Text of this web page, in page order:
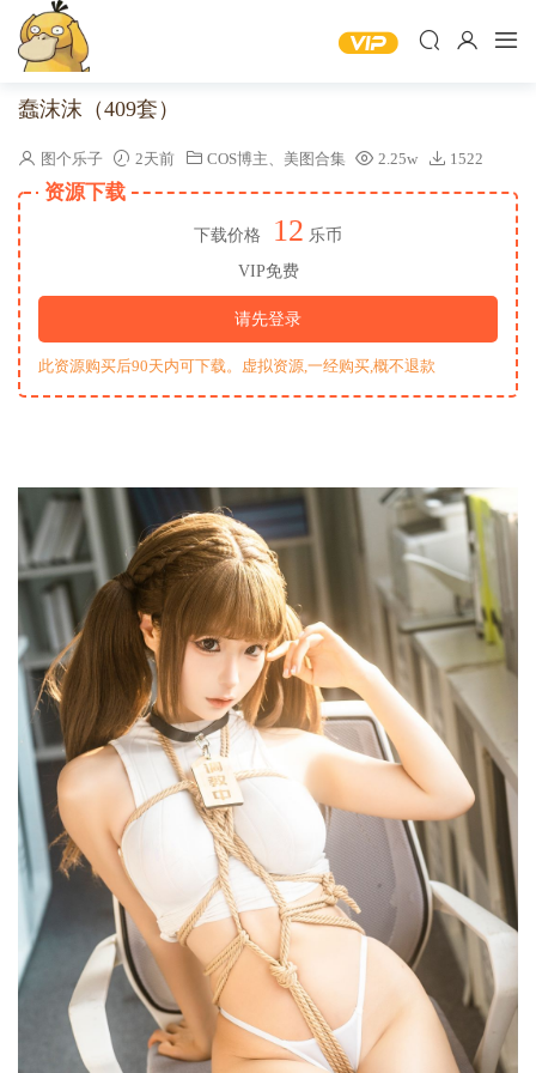
蠢沫沫（409套）
图个乐子 2天前 COS博主、 美图合集 2.25w 1522
资源下载
下载价格 12 乐币
VIP免费
请先登录
此资源购买后90天内可下载。虚拟资源,一经购买,概不退款